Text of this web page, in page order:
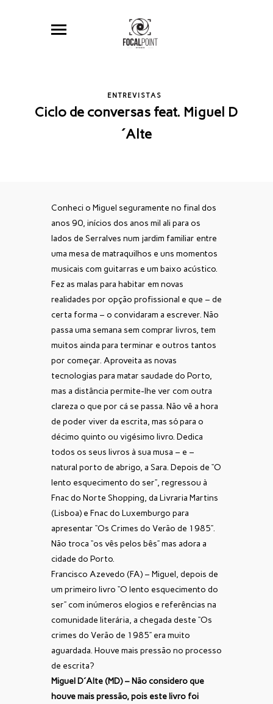
ENTREVISTAS
Ciclo de conversas feat. Miguel D
´Alte
Conheci o Miguel seguramente no final dos
anos 90, inícios dos anos mil ali para os
lados de Serralves num jardim familiar entre
uma mesa de matraquilhos e uns momentos
musicais com guitarras e um baixo acústico.
Fez as malas para habitar em novas
realidades por opção profissional e que – de
certa forma – o convidaram a escrever. Não
passa uma semana sem comprar livros, tem
muitos ainda para terminar e outros tantos
por começar. Aproveita as novas
tecnologias para matar saudade do Porto,
mas a distância permite-lhe ver com outra
clareza o que por cá se passa. Não vê a hora
de poder viver da escrita, mas só para o
décimo quinto ou vigésimo livro. Dedica
todos os seus livros à sua musa – e –
natural porto de abrigo, a Sara. Depois de “O
lento esquecimento do ser”, regressou à
Fnac do Norte Shopping, da Livraria Martins
(Lisboa) e Fnac do Luxemburgo para
apresentar “Os Crimes do Verão de 1985”.
Não troca “os vês pelos bês” mas adora a
cidade do Porto.
Francisco Azevedo (FA) – Miguel, depois de
um primeiro livro “O lento esquecimento do
ser” com inúmeros elogios e referências na
comunidade literária, a chegada deste “Os
crimes do Verão de 1985” era muito
aguardada. Houve mais pressão no processo
de escrita?
Miguel D´Alte (MD) – Não considero que
houve mais pressão, pois este livro foi